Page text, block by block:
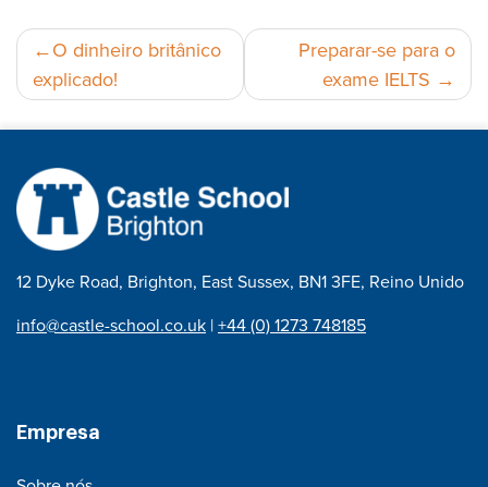
Navegação
de
artigos
O dinheiro britânico
explicado!
Preparar-se para o
exame IELTS
12 Dyke Road, Brighton, East Sussex, BN1 3FE, Reino Unido
info@castle-school.co.uk |+44 (0) 1273 748185
Empresa